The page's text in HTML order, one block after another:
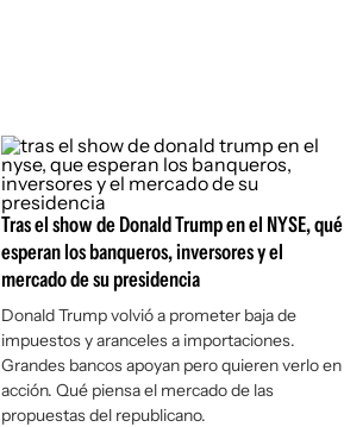
Tras el show de Donald Trump en el NYSE, qué
esperan los banqueros, inversores y el
mercado de su presidencia
Donald Trump volvió a prometer baja de
impuestos y aranceles a importaciones.
Grandes bancos apoyan pero quieren verlo en
acción. Qué piensa el mercado de las
propuestas del republicano.